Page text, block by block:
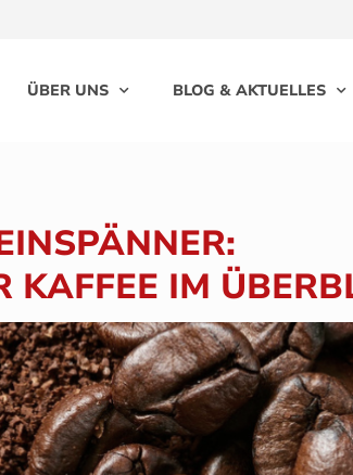
ÜBER UNS BLOG & AKTUELLES
KAFFEE IM